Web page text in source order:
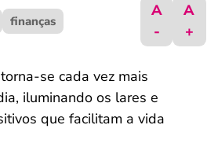
finanças
A
-
A
+
torna-se cada vez mais
iluminando os lares e
que facilitam a vida